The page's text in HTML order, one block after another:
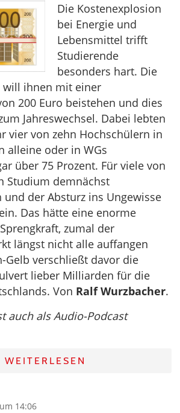
Die Kostenexplosion
bei Energie und
Lebensmittel trifft
Studierende
besonders hart. Die
will ihnen mit einer
200 Euro beistehen und dies
Jahreswechsel. Dabei lebten
vier von zehn Hochschülern in
alleine oder in WGs
über 75 Prozent. Für viele von
Studium demnächst
der Absturz ins Ungewisse
Das hätte eine enorme
zumal der
längst nicht alle auffangen
Gelb verschließt davor die
lieber Milliarden für die
Von Ralf Wurzbacher.
auch als Audio-Podcast
WEITERLESEN
14:06